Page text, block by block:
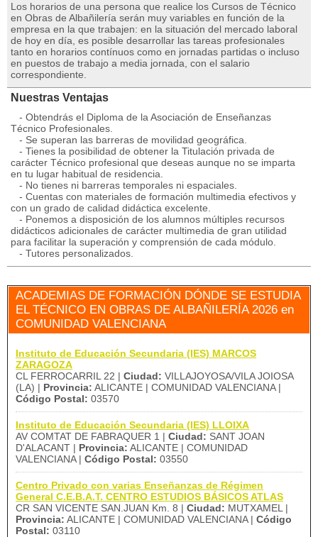
Los horarios de una persona que realice los Cursos de Técnico
en Obras de Albañilería serán muy variables en función de la
empresa en la que trabajen: en la situación del mercado laboral
de hoy en día, es posible desarrollar las tareas profesionales
tanto en horarios contínuos como en jornadas partidas o incluso
en puestos de trabajo a media jornada, con el salario
correspondiente.
Nuestras Ventajas
- Obtendrás el Diploma de la Asociación de Enseñanzas
Técnico Profesionales.
- Se superan las barreras de movilidad geográfica.
- Tienes la posibilidad de obtener la Titulación privada de
carácter Técnico profesional que deseas aunque no se imparta
en tu lugar habitual de residencia.
- No tienes ni barreras temporales ni espaciales.
- Cuentas con materiales de formación multimedia efectivos y
con un grado de calidad didáctica excelente.
- Ponemos a disposición de los alumnos múltiples recursos
didácticos adicionales de carácter multimedia de gran utilidad
para facilitar la superación y comprensión de cada módulo.
- Tutores personalizados.
ACADEMIAS DE FORMACIÓN DÓNDE SE ESTUDIA
EL TÉCNICO EN OBRAS DE ALBAÑILERÍA 2026 en
COMUNIDAD VALENCIANA
Instituto de Educación Secundaria (IES) MARCOS
ZARAGOZA
CL FERROCARRIL 22 | Ciudad: VILLAJOYOSA/VILA JOIOSA
(LA) | Provincia: ALICANTE | COMUNIDAD VALENCIANA |
Código Postal: 03570
Instituto de Educación Secundaria (IES) LLOIXA
AV COMTAT DE FABRAQUER 1 | Ciudad: SANT JOAN
D'ALACANT | Provincia: ALICANTE | COMUNIDAD
VALENCIANA | Código Postal: 03550
Centro Privado con varias Enseñanzas de Régimen
General C.E.B.A.T. CENTRO ESTUDIOS BÁSICOS ATLAS
CR SAN VICENTE SAN.JUAN Km. 8 | Ciudad: MUTXAMEL |
Provincia: ALICANTE | COMUNIDAD VALENCIANA | Código
Postal: 03110